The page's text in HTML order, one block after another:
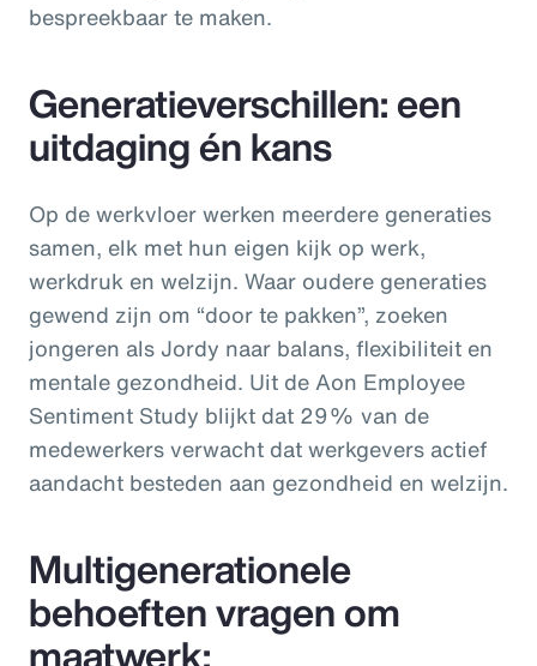
bespreekbaar te maken.
Generatieverschillen: een
uitdaging én kans
Op de werkvloer werken meerdere generaties
samen, elk met hun eigen kijk op werk,
werkdruk en welzijn. Waar oudere generaties
gewend zijn om “door te pakken”, zoeken
jongeren als Jordy naar balans, flexibiliteit en
mentale gezondheid. Uit de Aon Employee
Sentiment Study blijkt dat 29% van de
medewerkers verwacht dat werkgevers actief
aandacht besteden aan gezondheid en welzijn.
Multigenerationele
behoeften vragen om